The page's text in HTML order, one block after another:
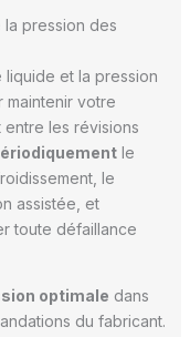
pression des
liquide et la pression
maintenir votre
les révisions
le
le
assistée, et
toute défaillance
optimale dans
du fabricant.